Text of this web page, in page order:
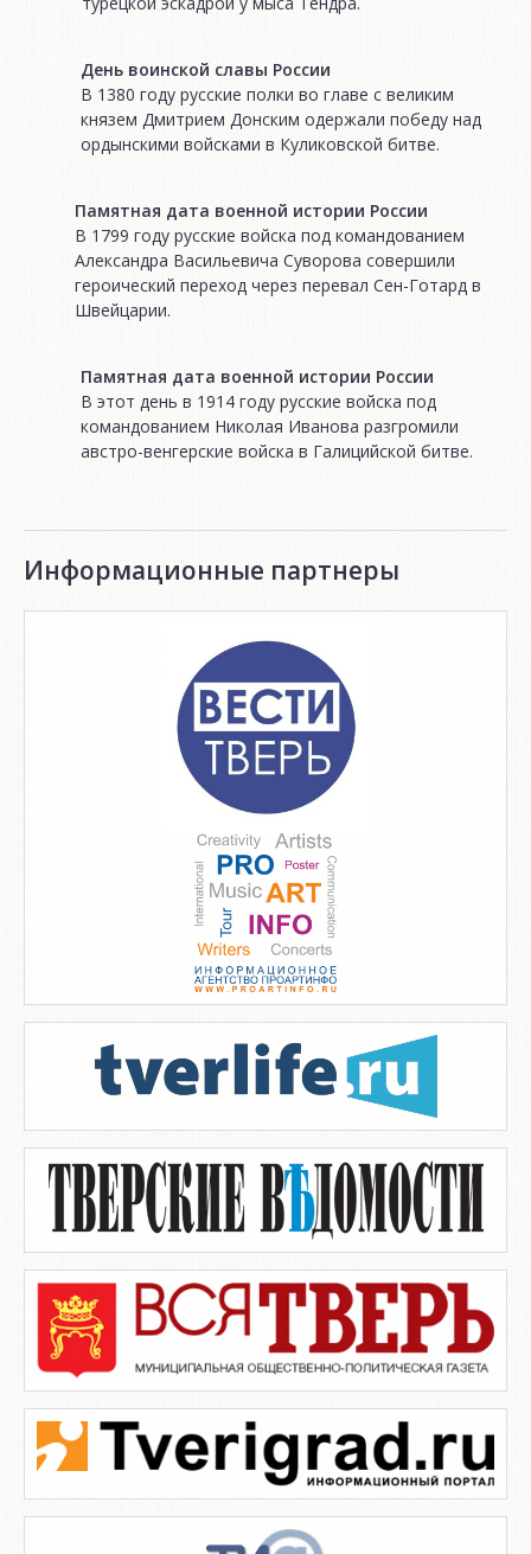
День воинской славы России
В 1380 году русские полки во главе с великим
князем Дмитрием Донским одержали победу над
ордынскими войсками в Куликовской битве.
Памятная дата военной истории России
В 1799 году русские войска под командованием
Александра Васильевича Суворова совершили
героический переход через перевал Сен-Готард в
Швейцарии.
Памятная дата военной истории России
В этот день в 1914 году русские войска под
командованием Николая Иванова разгромили
австро-венгерские войска в Галицийской битве.
Информационные партнеры